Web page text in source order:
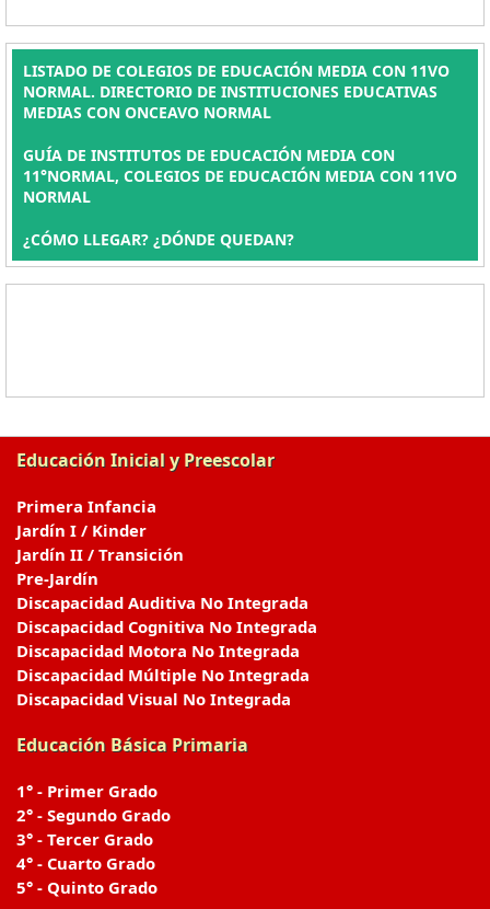
LISTADO DE COLEGIOS DE EDUCACIÓN MEDIA CON 11VO
NORMAL. DIRECTORIO DE INSTITUCIONES EDUCATIVAS
MEDIAS CON ONCEAVO NORMAL
GUÍA DE INSTITUTOS DE EDUCACIÓN MEDIA CON
11°NORMAL, COLEGIOS DE EDUCACIÓN MEDIA CON 11VO
NORMAL
¿CÓMO LLEGAR? ¿DÓNDE QUEDAN?
Educación Inicial y Preescolar
Primera Infancia
Jardín I / Kinder
Jardín II / Transición
Pre-Jardín
Discapacidad Auditiva No Integrada
Discapacidad Cognitiva No Integrada
Discapacidad Motora No Integrada
Discapacidad Múltiple No Integrada
Discapacidad Visual No Integrada
Educación Básica Primaria
1° - Primer Grado
2° - Segundo Grado
3° - Tercer Grado
4° - Cuarto Grado
5° - Quinto Grado